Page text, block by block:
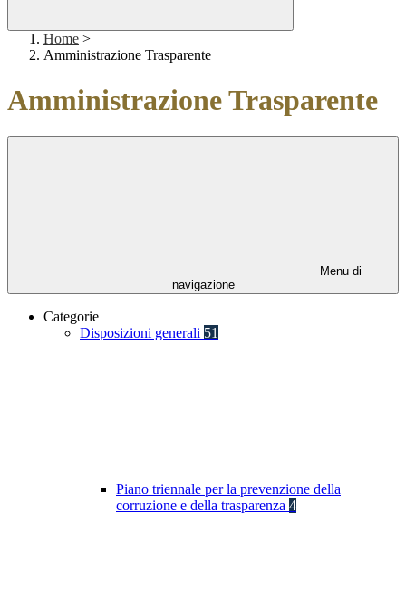
Home >
Amministrazione Trasparente
Amministrazione Trasparente
Menu di
navigazione
Categorie
Disposizioni generali 51
Piano triennale per la prevenzione della
corruzione e della trasparenza 4